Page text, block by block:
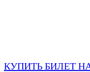
КУПИТЬ БИЛЕТ